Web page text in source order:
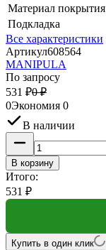
Материал покрытия
Подкладка
Все характеристики
Артикул608564
MANIPULA
По запросу
531 ₽0 ₽
0Экономия 0
В наличии
В корзину
Итого:
531 ₽
Купить в один клик